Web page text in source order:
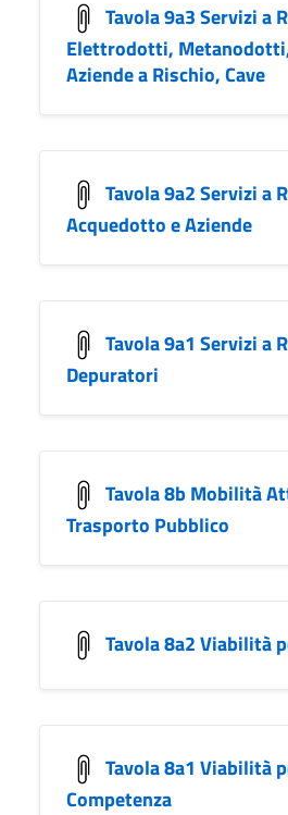
Tavola 9a3 Servizi a
Elettrodotti,
Aziende a Rischio, Cave
Tavola 9a2 Servizi a
Acquedotto e Aziende
Tavola 9a1 Servizi a
Depuratori
Tavola 8b Mobilità
Trasporto Pubblico
Tavola 8a2 Viabilità
Tavola 8a1 Viabilità
Competenza